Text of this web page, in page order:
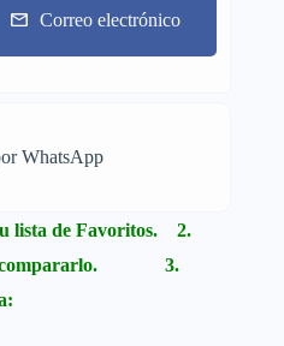
Correo electrónico
WhatsApp
lista de Favoritos. 2.
compararlo. 3.